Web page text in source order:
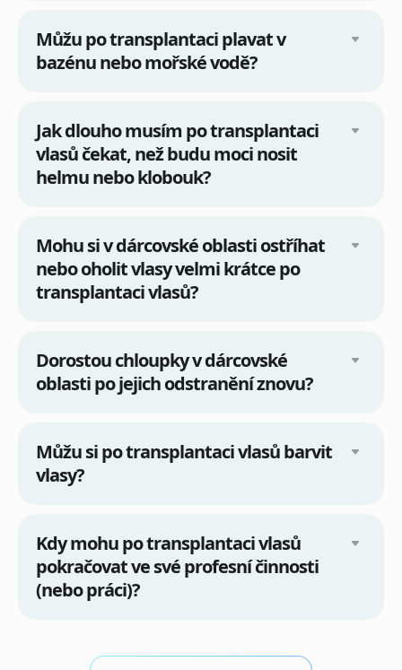
Můžu po transplantaci plavat v
bazénu nebo mořské vodě?
Jak dlouho musím po transplantaci
vlasů čekat, než budu moci nosit
helmu nebo klobouk?
Mohu si v dárcovské oblasti ostříhat
nebo oholit vlasy velmi krátce po
transplantaci vlasů?
Dorostou chloupky v dárcovské
oblasti po jejich odstranění znovu?
Můžu si po transplantaci vlasů barvit
vlasy?
Kdy mohu po transplantaci vlasů
pokračovat ve své profesní činnosti
(nebo práci)?